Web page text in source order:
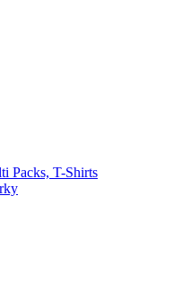
Packs, T-Shirts